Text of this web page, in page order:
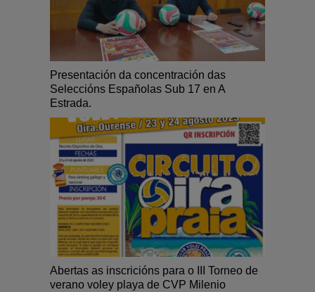
Presentación da concentración das
Seleccións Españolas Sub 17 en A
Estrada.
Abertas as inscricións para o III Torneo de
verano voley playa de CVP Milenio